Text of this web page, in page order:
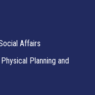
Affairs
Planning and